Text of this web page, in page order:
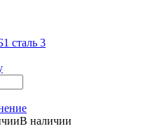
сталь 3
В наличии